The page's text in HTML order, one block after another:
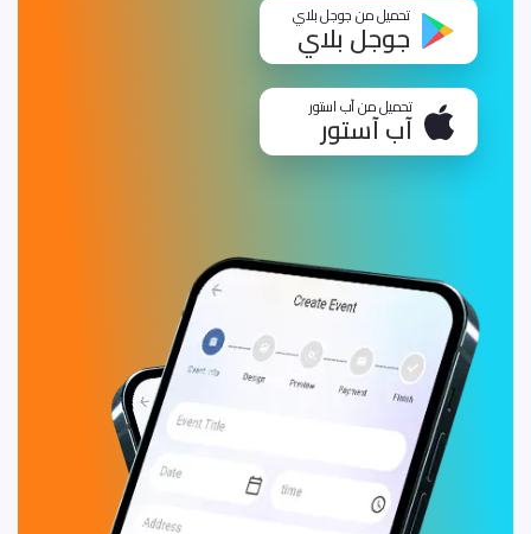
تحميل من جوجل بلاي
جوجل بلاي
تحميل من آب استور
آب آستور